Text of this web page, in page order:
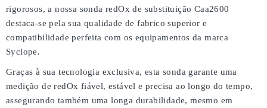
rigorosos, a nossa sonda redOx de substituição Caa2600
destaca-se pela suaqualidade de fabrico superior e
compatibilidade perfeita com os equipamentos da marca
Syclope.
Graças à sua tecnologia exclusiva, esta sonda garante uma
medição de redOx fiável, estável e precisa ao longo do tempo,
assegurando também umalonga durabilidade, mesmo em